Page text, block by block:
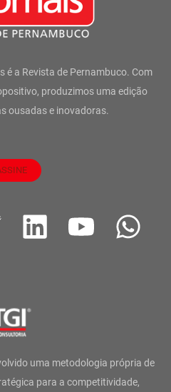
é a Revista de Pernambuco. Com
produzimos uma edição
ousadas e inovadoras.
L
d
Y
b
W
a
uma metodologia própria de
para a competitividade,